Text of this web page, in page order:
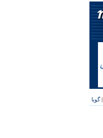
|گویا